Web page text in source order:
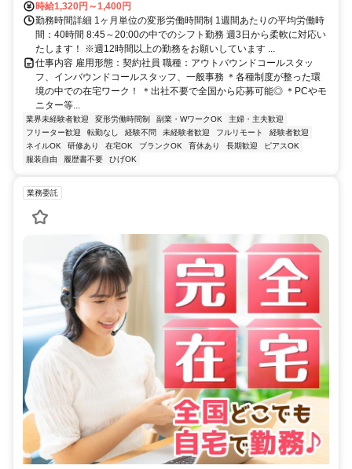
時給1,320円～1,400円
勤務時間詳細 1ヶ月単位の変形労働時間制 1週間あたりの平均労働時
間：40時間 8:45～20:00の中でのシフト勤務 週3日から柔軟に対応い
たします！ ※週12時間以上の勤務をお願いしています ...
仕事内容 雇用形態：契約社員 職種：アウトバウンドコールスタッ
フ、インバウンドコールスタッフ、一般事務 ＊各種制度が整った環
境の中での在宅ワーク！ ＊出社不要で全国から応募可能◎ ＊PCやモ
ニター等...
業界未経験者歓迎 変形労働時間制 副業・WワークOK
主婦・主夫歓迎
フリーター歓迎
転勤なし 経験不問 未経験者歓迎 フルリモート
経験者歓迎
ネイルOK
研修あり 在宅OK ブランクOK 育休あり 長期歓迎
ピアスOK
服装自由
履歴書不要 ひげOK
業務委託